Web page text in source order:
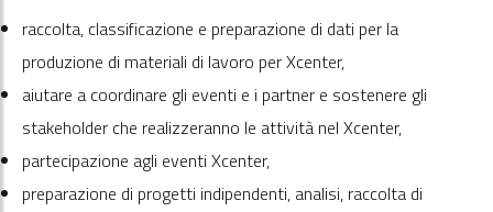
raccolta, classificazione e preparazione di dati per la
produzione di materiali di lavoro per Xcenter,
aiutare a coordinare gli eventi e i partner e sostenere gli
stakeholder che realizzeranno le attività nel Xcenter,
partecipazione agli eventi Xcenter,
preparazione di progetti indipendenti, analisi, raccolta di